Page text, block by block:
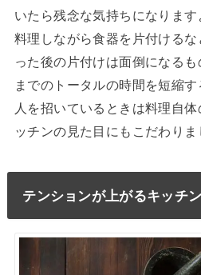
いたら残念な気持ちになります
料理しながら食器を片付けるな
った後の片付けは面倒になる
までのトータルの時間を短縮
人を招いているときは料理自
ッチンの見た目にもこだわりま
テンションが上がるキッチ